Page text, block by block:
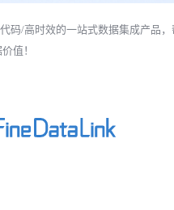
码/高时效的一站式数据集成产品
值！